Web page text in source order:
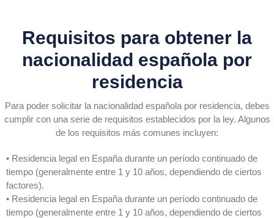
Requisitos para obtener la
nacionalidad española por
residencia
Para poder solicitar la nacionalidad española por residencia, debes
cumplir con una serie de requisitos establecidos por la ley. Algunos
de los requisitos más comunes incluyen:
• Residencia legal en España durante un período continuado de
tiempo (generalmente entre 1 y 10 años, dependiendo de ciertos
factores).
• Residencia legal en España durante un período continuado de
tiempo (generalmente entre 1 y 10 años, dependiendo de ciertos